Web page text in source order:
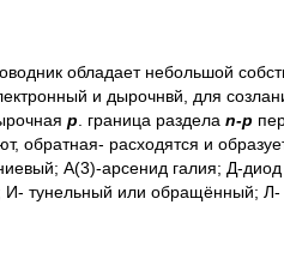
обладает небольшой
и дырочнвй, для
р . граница раздела n-p
обратная- расходятся и
А(3)-арсенид галия; Д-
тунельный или обращённый;